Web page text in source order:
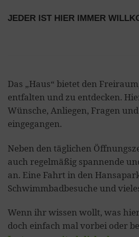
JEDER IST HIER IMMER
Das „Haus“ bietet den
entfalten und zu entdecken.
Wünsche, Anliegen, Fragen
eingegangen.
Neben den täglichen
auch regelmäßig spannende
an. Eine Fahrt in den
Schwimmbadbesuche und
Wenn ihr wissen wollt, was
doch einfach mal vorbei oder